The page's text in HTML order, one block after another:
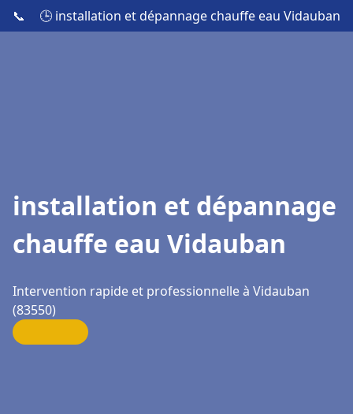
📞 🕒 installation et dépannage chauffe eau Vidauban
installation et dépannage
chauffe eau Vidauban
Intervention rapide et professionnelle à Vidauban
(83550)